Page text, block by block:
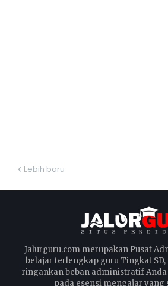
Lebih baru
Jalurguru.com merupakan Pusat
belajar terlengkap guru Tingkat SD,
ringankan beban administratif
pada esensi mengajar yang